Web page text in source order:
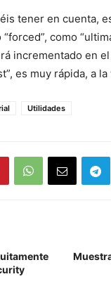
tener en cuenta,
como
incrementado en
es muy rápida, a
Utilidades